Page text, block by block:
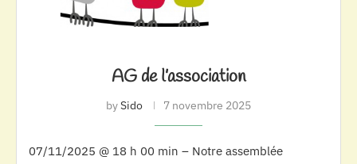
AG de l’association
bySido 7 novembre 2025
07/11/2025 @ 18 h 00 min – Notre assemblée